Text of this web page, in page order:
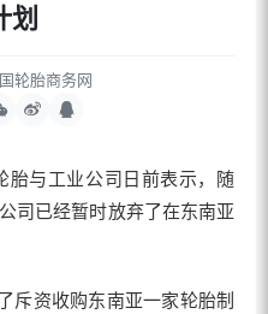
划
轮胎商务网
与工业公司日前表示，随
司已经暂时放弃了在东南亚
资收购东南亚一家轮胎制